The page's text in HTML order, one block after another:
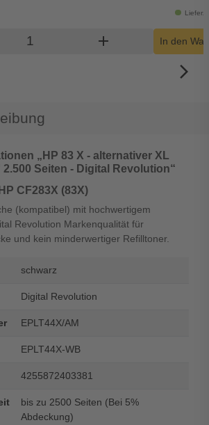
Produkt Warenkorb Menge
add In den
arrow_forward_ios
„HP 83 X - alternativer XL
Seiten - Digital Revolution“
CF283X (83X)
(kompatibel) mit hochwertigem
Revolution Markenqualität für
und kein minderwertiger Refilltoner.
schwarz
Digital Revolution
EPLT44X/AM
EPLT44X-WB
4255872403381
bis zu 2500 Seiten (Bei 5%
Abdeckung)